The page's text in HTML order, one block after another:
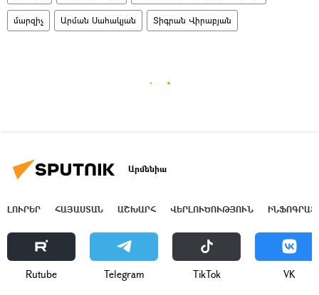
մարզիչ Արման Սահակյան Տիգրան Վիրաբյան
Արմենիա
ԼՈՒՐԵՐ ՀԱՅԱՍՏԱՆ ԱՇԽԱՐՀ ՎԵՐԼՈՒԾՈՒԹՅՈՒՆ
Rutube Telegram ТikТоk VK